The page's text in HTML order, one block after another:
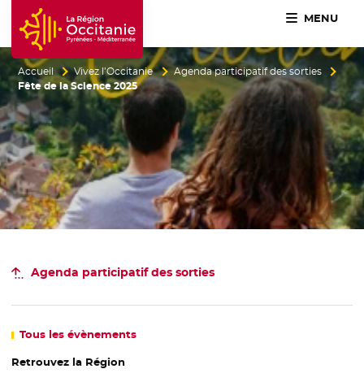
Accueil Région Occitanie / Pyrénées-Méditerranée
MENU
Accueil Vivez l’Occitanie
Agenda participatif des sorties
Fête de la Science 2025
Agenda participatifdes sorties
Tous les évènements
Retrouvez la Région